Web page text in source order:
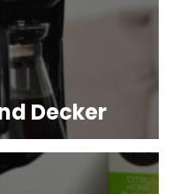
Decker